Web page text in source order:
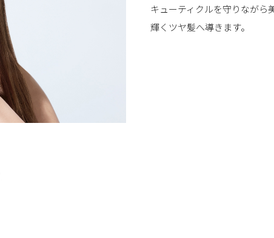
キューティクルを守りながら
輝くツヤ髪へ導きます。